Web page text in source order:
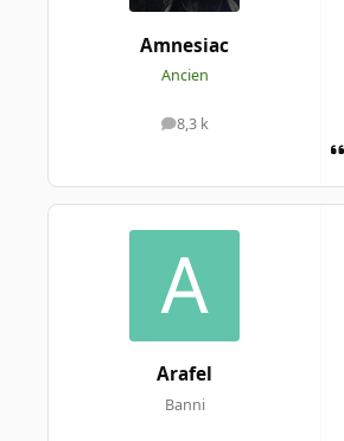
Amnesiac
Ancien
8,3 k
messages
Arafel
Banni